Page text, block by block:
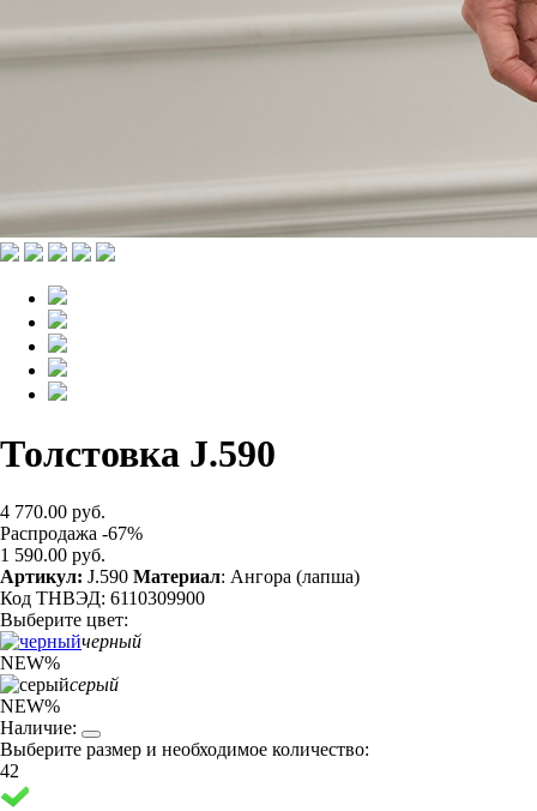
Толстовка J.590
4 770.00 руб.
Распродажа -67%
1 590.00 руб.
Артикул: J.590 Материал: Ангора (лапша)
Код ТНВЭД: 6110309900
Выберите цвет:
черный
NEW%
серый
NEW%
Наличие:
Выберите размер и необходимое количество:
42